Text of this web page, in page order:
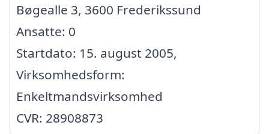
Bøgealle 3, 3600 Frederikssund
Ansatte: 0
Startdato: 15. august 2005,
Virksomhedsform:
Enkeltmandsvirksomhed
CVR: 28908873